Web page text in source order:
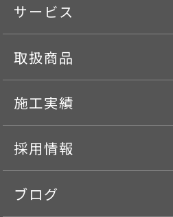
サービス
取扱商品
施工実績
採用情報
ブログ